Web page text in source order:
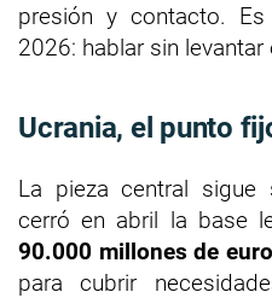
presión y contacto.
2026: hablar sin levantar
Ucrania, el punto
La pieza central sigue
cerró en abril la base
90.000 millones de
para cubrir